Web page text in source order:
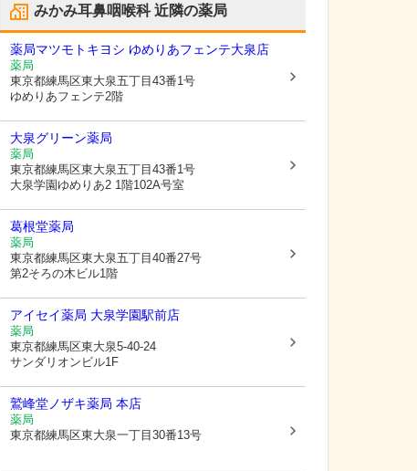
みかみ耳鼻咽喉科近隣の薬局
薬局マツモトキヨシ ゆめりあフェンテ大泉店
薬局
東京都練馬区東大泉五丁目43番1号
ゆめりあフェンテ2階
大泉グリーン薬局
薬局
東京都練馬区東大泉五丁目43番1号
大泉学園ゆめりあ2 1階102A号室
葛根堂薬局
薬局
東京都練馬区東大泉五丁目40番27号
第2そろの木ビル1階
アイセイ薬局 大泉学園駅前店
薬局
東京都練馬区東大泉5-40-24
サンダリオンビル1F
鷲峰堂ノザキ薬局 本店
薬局
東京都練馬区東大泉一丁目30番13号